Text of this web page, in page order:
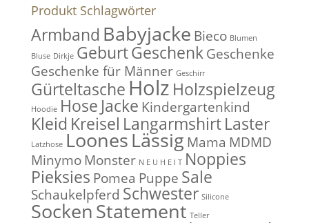
Produkt Schlagwörter
Armband Babyjacke Bieco Blumen
Bluse Dirkje GeburtGeschenk Geschenke
Geschenke für Männer Geschirr
Gürteltasche Holz Holzspielzeug
Hoodie Hose Jacke Kindergartenkind
Kleid Kreisel LangarmshirtLaster
Latzhose LoonesLässig Mama MDMD
Minymo Monster N E U H E I T Noppies
Pieksies Pomea Puppe Sale
Schaukelpferd Schwester Silicone
SockenStatement Teller